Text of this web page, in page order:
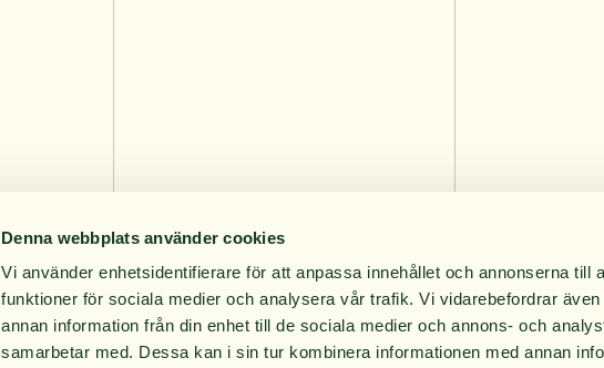
Denna webbplats använder cookies
Vi använder enhetsidentifierare för att anpassa innehållet och annonserna till
funktioner för sociala medier och analysera vår trafik. Vi vidarebefordrar
annan information från din enhet till de sociala medier och annons- och
samarbetar med. Dessa kan i sin tur kombinera informationen med annan